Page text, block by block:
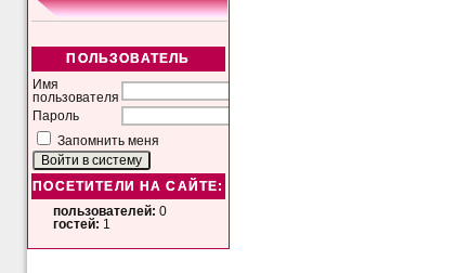
ПОЛЬЗОВАТЕЛЬ
Имя
пользователя
Пароль
Запомнить меня
ПОСЕТИТЕЛИ НА САЙТЕ:
пользователей: 0
гостей: 1